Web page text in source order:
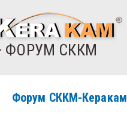
ФОРУМ СККМ
Форум СККМ-Керакам